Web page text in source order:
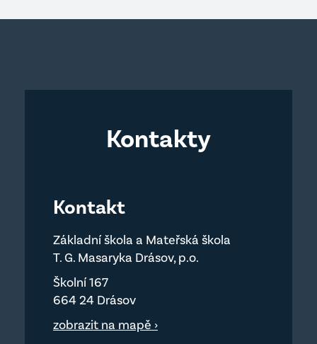
Kontakty
Kontakt
Základní škola a Mateřská škola
T. G. Masaryka Drásov, p.o.
Školní 167
664 24 Drásov
zobrazit na mapě ›